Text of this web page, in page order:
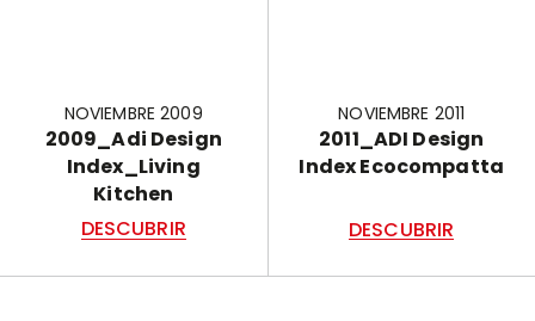
NOVIEMBRE 2009
2009_Adi Design
Index_Living
Kitchen
DESCUBRIR
NOVIEMBRE 2011
2011_ADI Design
Index Ecocompatta
DESCUBRIR